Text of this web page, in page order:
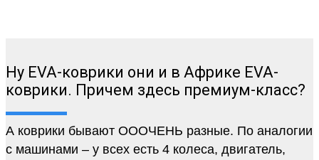
Ну EVA-коврики они и в Африке EVA-
коврики. Причем здесь премиум-класс?
А коврики бывают ОООЧЕНЬ разные. По аналогии
с машинами – у всех есть 4 колеса, двигатель,